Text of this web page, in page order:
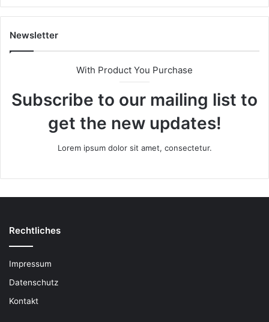
Newsletter
With Product You Purchase
Subscribe to our mailing list to
get the new updates!
Lorem ipsum dolor sit amet, consectetur.
Rechtliches
Impressum
Datenschutz
Kontakt